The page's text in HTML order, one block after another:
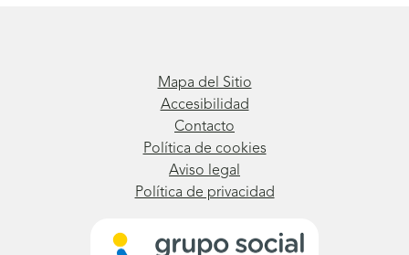
Mapa del Sitio
Accesibilidad
Contacto
Política de cookies
Aviso legal
Política de privacidad